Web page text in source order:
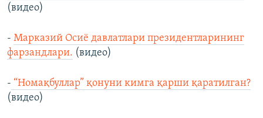
(видео)
- Марказий Осиё давлатлари президентларининг
фарзандлари. (видео)
- “Номақбуллар” қонуни кимга қарши қаратилган?
(видео)